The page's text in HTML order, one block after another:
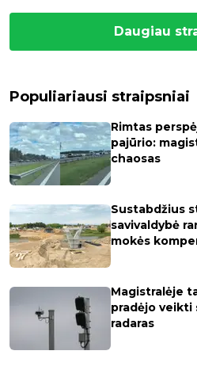
Daugiau
Populiariausi straipsniai
Rimtas
pajūrio:
chaosas
Sustabdžius
savivaldybė
mokės
Magistralėje
pradėjo
radaras